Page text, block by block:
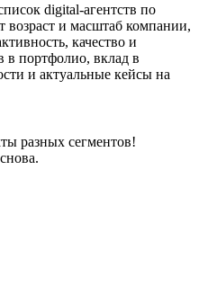
digital-агентств по
возраст и масштаб компании,
качество и
в портфолио, вклад в
и актуальные кейсы на
разных сегментов!